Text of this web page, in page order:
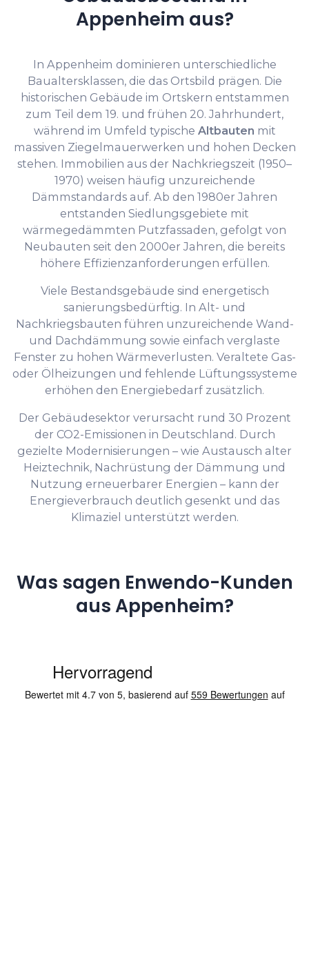
Appenheim aus?
In Appenheim dominieren unterschiedliche
Baualtersklassen, die das Ortsbild prägen. Die
historischen Gebäude im Ortskern entstammen
zum Teil dem 19. und frühen 20. Jahrhundert,
während im Umfeld typische Altbauten mit
massiven Ziegelmauerwerken und hohen Decken
stehen. Immobilien aus der Nachkriegszeit (1950–
1970) weisen häufig unzureichende
Dämmstandards auf. Ab den 1980er Jahren
entstanden Siedlungsgebiete mit
wärmegedämmten Putzfassaden, gefolgt von
Neubauten seit den 2000er Jahren, die bereits
höhere Effizienzanforderungen erfüllen.
Viele Bestandsgebäude sind energetisch
sanierungsbedürftig. In Alt- und
Nachkriegsbauten führen unzureichende Wand-
und Dachdämmung sowie einfach verglaste
Fenster zu hohen Wärmeverlusten. Veraltete Gas-
oder Ölheizungen und fehlende Lüftungssysteme
erhöhen den Energiebedarf zusätzlich.
Der Gebäudesektor verursacht rund 30 Prozent
der CO2-Emissionen in Deutschland. Durch
gezielte Modernisierungen – wie Austausch alter
Heiztechnik, Nachrüstung der Dämmung und
Nutzung erneuerbarer Energien – kann der
Energieverbrauch deutlich gesenkt und das
Klimaziel unterstützt werden.
Was sagen Enwendo-Kunden
aus Appenheim?